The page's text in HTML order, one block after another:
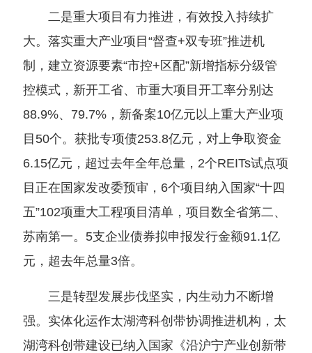
二是重大项目有力推进，有效投入持续扩
大。落实重大产业项目“督查+双专班”推进机
制，建立资源要素“市控+区配”新增指标分级管
控模式，新开工省、市重大项目开工率分别达
88.9%、79.7%，新备案10亿元以上重大产业项
目50个。获批专项债253.8亿元，对上争取资金
6.15亿元，超过去年全年总量，2个REITs试点项
目正在国家发改委预审，6个项目纳入国家“十四
五”102项重大工程项目清单，项目数全省第二、
苏南第一。5支企业债券拟申报发行金额91.1亿
元，超去年总量3倍。
三是转型发展步伐坚实，内生动力不断增
强。实体化运作太湖湾科创带协调推进机构，太
湖湾科创带建设已纳入国家《沿沪宁产业创新带